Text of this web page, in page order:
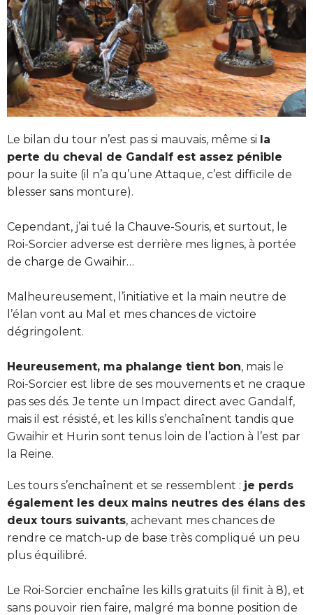
Le bilan du tour n’est pas si mauvais, même si la
perte du cheval de Gandalf est assez pénible
pour la suite (il n’a qu’une Attaque, c’est difficile de
blesser sans monture).
Cependant, j’ai tué la Chauve-Souris, et surtout, le
Roi-Sorcier adverse est derrière mes lignes, à portée
de charge de Gwaihir…
Malheureusement, l’initiative et la main neutre de
l’élan vont au Mal et mes chances de victoire
dégringolent.
Heureusement, ma phalange tient bon, mais le
Roi-Sorcier est libre de ses mouvements et ne craque
pas ses dés. Je tente un Impact direct avec Gandalf,
mais il est résisté, et les kills s’enchaînent tandis que
Gwaihir et Hurin sont tenus loin de l’action à l’est par
la Reine.
Les tours s’enchaînent et se ressemblent : je perds
également les deux mains neutres des élans des
deux tours suivants, achevant mes chances de
rendre ce match-up de base très compliqué un peu
plus équilibré.
Le Roi-Sorcier enchaîne les kills gratuits (il finit à 8), et
sans pouvoir rien faire, malgré ma bonne position de